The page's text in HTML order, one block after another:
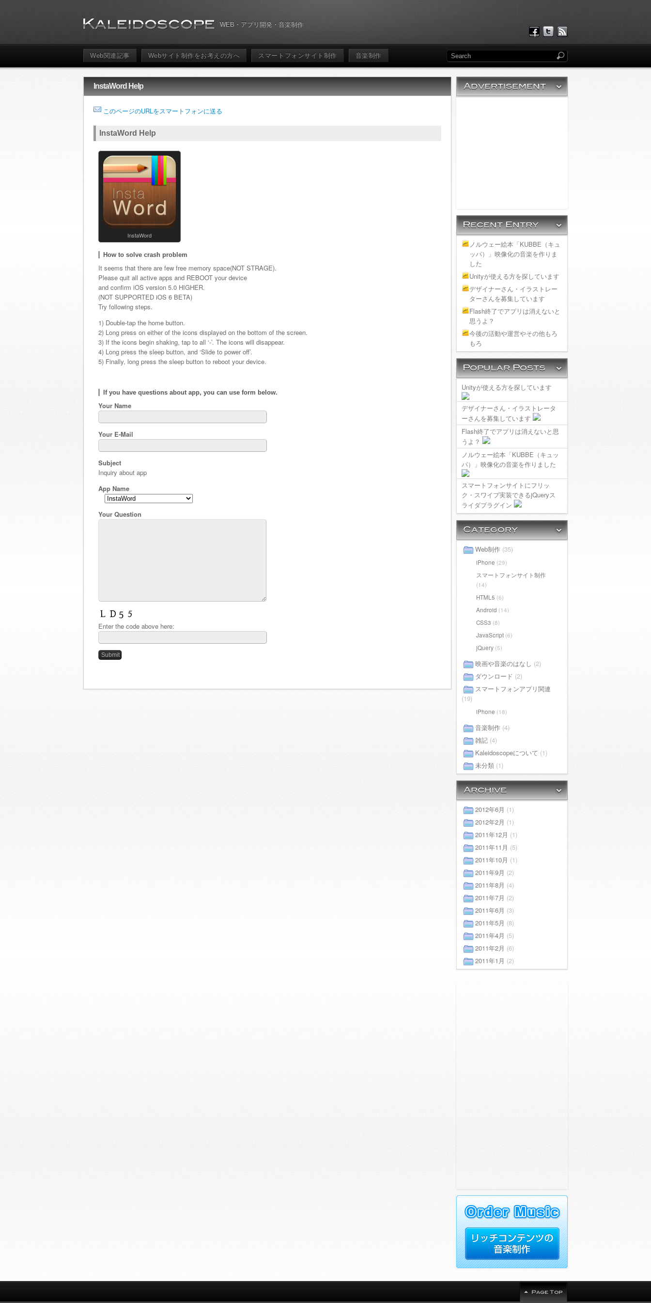
WEB・アプリ開発・音楽制作
Web関連記事 Webサイト制作をお考えの方へ スマートフォンサイト制作 音楽制作
InstaWord Help
このページのURLをスマートフォンに送る
InstaWord Help
InstaWord
How to solve crash problem
It seems that there are few free memory space(NOT STRAGE).
Please quit all active apps and REBOOT your device
and confirm iOS version 5.0 HIGHER.
(NOT SUPPORTED iOS 6 BETA)
Try following steps.
1) Double-tap the home button.
2) Long press on either of the icons displayed on the bottom of the screen.
3) If the icons begin shaking, tap to all ‘-’. The icons will disappear.
4) Long press the sleep button, and ‘Slide to power off’.
5) Finally, long press the sleep button to reboot your device.
If you have questions about app, you can use form below.
Your Name
Your E-Mail
Subject
Inquiry about app
App Name
Your Question
Enter the code above here:
ノルウェー絵本「KUBBE（キュ
ッパ）」映像化の音楽を作りま
した
Unityが使える方を探しています
デザイナーさん・イラストレー
ターさんを募集しています
Flash終了でアプリは消えないと
思うよ？
今後の活動や運営やその他もろ
もろ
Unityが使える方を探しています
デザイナーさん・イラストレータ
ーさんを募集しています
Flash終了でアプリは消えないと思
うよ？
ノルウェー絵本「KUBBE（キュッ
パ）」映像化の音楽を作りました
スマートフォンサイトにフリッ
ク・スワイプ実装できるjQueryス
ライダプラグイン
Web制作 (35)
iPhone (29)
スマートフォンサイト制作
(14)
HTML5 (6)
Android (14)
CSS3 (8)
JavaScript (6)
jQuery (5)
映画や音楽のはなし (2)
ダウンロード (2)
スマートフォンアプリ関連
(19)
iPhone (18)
音楽制作 (4)
雑記 (4)
Kaleidoscopeについて (1)
未分類 (1)
2012年6月 (1)
2012年2月 (1)
2011年12月 (1)
2011年11月 (5)
2011年10月 (1)
2011年9月 (2)
2011年8月 (4)
2011年7月 (2)
2011年6月 (3)
2011年5月 (8)
2011年4月 (5)
2011年2月 (6)
2011年1月 (2)